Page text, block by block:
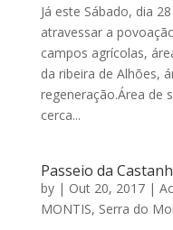
Já este Sábado, dia
atravessar a
campos agrícolas,
da ribeira de Alhões,
regeneração.Área de
cerca...
Passeio da
by | Out 20, 2017|
MONTIS, Serra do